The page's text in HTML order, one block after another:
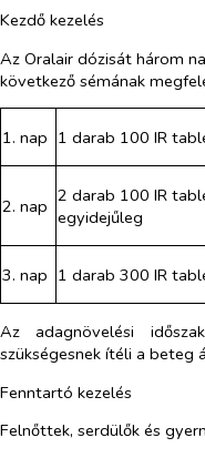
Kezdő kezelés
Az Oralair dózisát három
következő sémának
1. nap 1 darab 100 IR
2. nap 2 darab 100 IR
egyidejűleg
3. nap 1 darab 300 IR
Az adagnövelési
szükségesnek ítéli a beteg
Fenntartó kezelés
Felnőttek, serdülők és